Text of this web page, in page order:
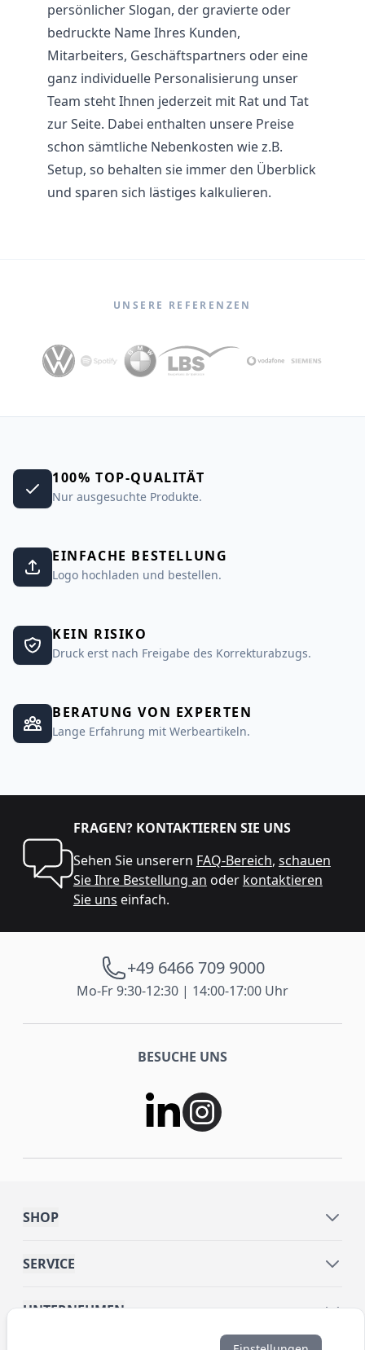
persönlicher Slogan, der gravierte oder
bedruckte Name Ihres Kunden,
Mitarbeiters, Geschäftspartners oder eine
ganz individuelle Personalisierung unser
Team steht Ihnen jederzeit mit Rat und Tat
zur Seite. Dabei enthalten unsere Preise
schon sämtliche Nebenkosten wie z.B.
Setup, so behalten sie immer den Überblick
und sparen sich lästiges kalkulieren.
UNSERE REFERENZEN
100% TOP-QUALITÄT
Nur ausgesuchte Produkte.
EINFACHE BESTELLUNG
Logo hochladen und bestellen.
KEIN RISIKO
Druck erst nach Freigabe des Korrekturabzugs.
BERATUNG VON EXPERTEN
Lange Erfahrung mit Werbeartikeln.
FRAGEN? KONTAKTIEREN SIE UNS
Sehen Sie unserern FAQ-Bereich, schauen
Sie Ihre Bestellung an oder kontaktieren
Sie uns einfach.
+49 6466 709 9000
Mo-Fr 9:30-12:30 | 14:00-17:00 Uhr
BESUCHE UNS
SHOP
SERVICE
UNTERNEHMEN